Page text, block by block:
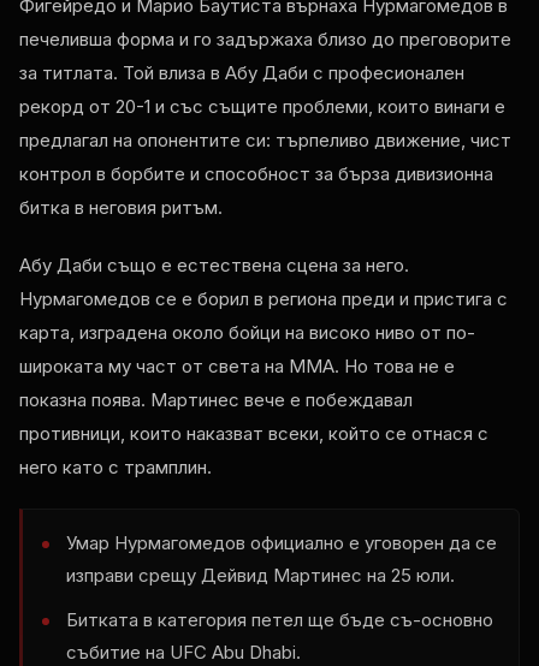
Фигейредо и Марио Баутиста върнаха Нурмагомедов в
печеливша форма и го задържаха близо до преговорите
за титлата. Той влиза в Абу Даби с професионален
рекорд от 20-1 и със същите проблеми, които винаги е
предлагал на опонентите си: търпеливо движение, чист
контрол в борбите и способност за бърза дивизионна
битка в неговия ритъм.
Абу Даби също е естествена сцена за него.
Нурмагомедов се е борил в региона преди и пристига с
карта, изградена около бойци на високо ниво от по-
широката му част от света на ММА. Но това не е
показна поява. Мартинес вече е побеждавал
противници, които наказват всеки, който се отнася с
него като с трамплин.
Умар Нурмагомедов официално е уговорен да се
изправи срещу Дейвид Мартинес на 25 юли.
Битката в категория петел ще бъде съ-основно
събитие на UFC Abu Dhabi.